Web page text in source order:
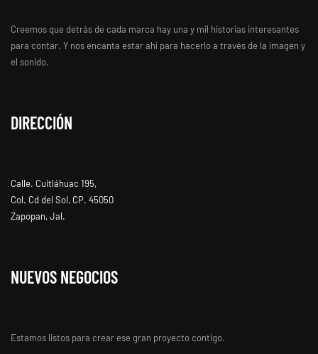
Creemos que detrás de cada marca hay una y mil historias interesantes
para contar. Y nos encanta estar ahí para hacerlo a través de la imagen y
el sonido.
DIRECCIÓN
Calle. Cuitláhuac 195,
Col. Cd del Sol, CP. 45050
Zapopan, Jal.
NUEVOS NEGOCIOS
Estamos listos para crear ese gran proyecto contigo.